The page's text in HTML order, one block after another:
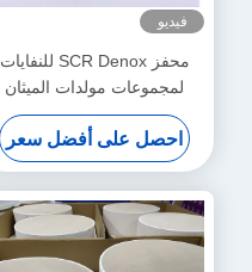
فيديو
محفز SCR Denox للنفايات
لمجموعات مولدات الميثان
المكتوبة بالفحم (المعيار اليورو
II-V)
احصل على أفضل سعر